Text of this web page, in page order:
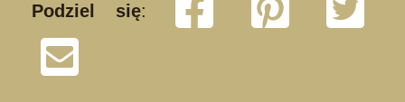
Podziel się: